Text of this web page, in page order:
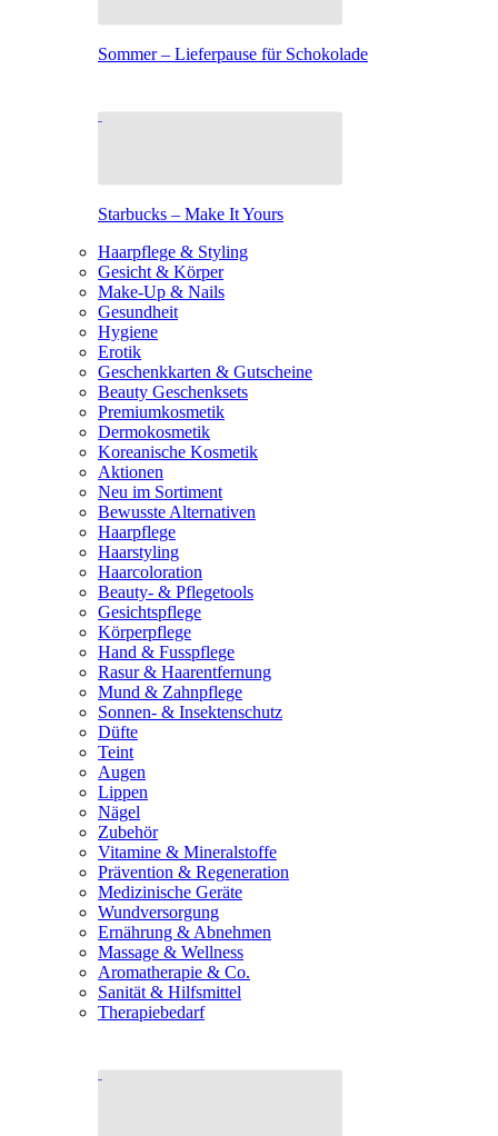
Sommer – Lieferpause für Schokolade
Starbucks – Make It Yours
Haarpflege & Styling
Gesicht & Körper
Make-Up & Nails
Gesundheit
Hygiene
Erotik
Geschenkkarten & Gutscheine
Beauty Geschenksets
Premiumkosmetik
Dermokosmetik
Koreanische Kosmetik
Aktionen
Neu im Sortiment
Bewusste Alternativen
Haarpflege
Haarstyling
Haarcoloration
Beauty- & Pflegetools
Gesichtspflege
Körperpflege
Hand & Fusspflege
Rasur & Haarentfernung
Mund & Zahnpflege
Sonnen- & Insektenschutz
Düfte
Teint
Augen
Lippen
Nägel
Zubehör
Vitamine & Mineralstoffe
Prävention & Regeneration
Medizinische Geräte
Wundversorgung
Ernährung & Abnehmen
Massage & Wellness
Aromatherapie & Co.
Sanität & Hilfsmittel
Therapiebedarf